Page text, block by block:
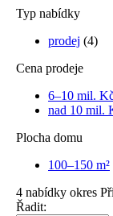
Typ nabídky
prodej (4)
Cena prodeje
6–10 mil.
nad 10 mil.
Plocha domu
100–150 m²
4 nabídky okres
Řadit: